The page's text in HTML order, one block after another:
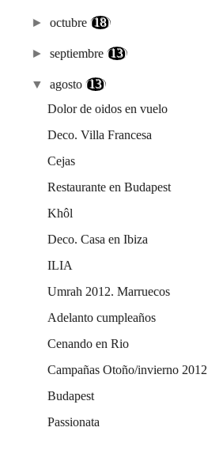
►octubre (18)
►septiembre (13)
▼agosto (13)
Dolor de oidos en vuelo
Deco. Villa Francesa
Cejas
Restaurante en Budapest
Khôl
Deco. Casa en Ibiza
ILIA
Umrah 2012. Marruecos
Adelanto cumpleaños
Cenando en Rio
Campañas Otoño/invierno 2012
Budapest
Passionata